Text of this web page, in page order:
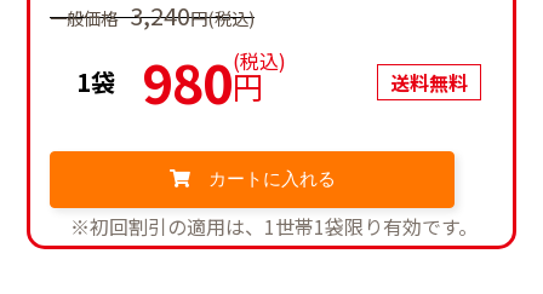
一般価格 3,240円(税込)
1袋 980(税込)
円 送料無料
カートに入れる